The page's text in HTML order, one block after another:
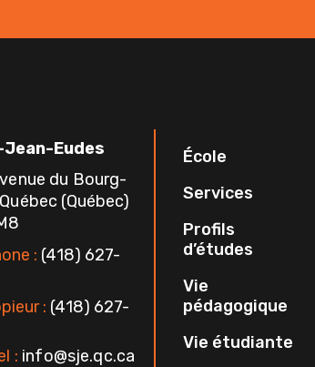
Eudes
du Bourg-
(Québec)
: (418) 627-
: (418) 627-
: info@sje.qc.ca
École
Services
Profils
d’études
Vie
pédagogique
Vie étudiante